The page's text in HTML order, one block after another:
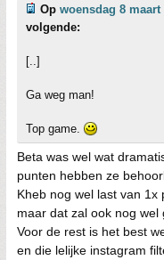
Op woensdag 8 maart
volgende:
[..]
Ga weg man!
Top game.
Beta was wel wat
punten hebben ze
Kheb nog wel last van 1x
maar dat zal ook nog wel
Voor de rest is het best
en die lelijke instagram